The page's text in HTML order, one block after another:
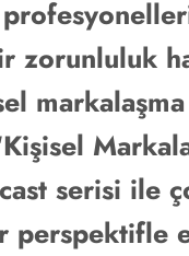
zorunluluk
markalaşma
serisi ile
perspektifle